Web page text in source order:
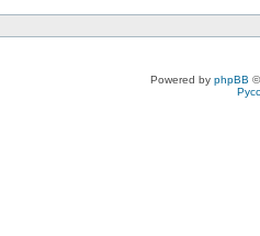
Powered by phpBB